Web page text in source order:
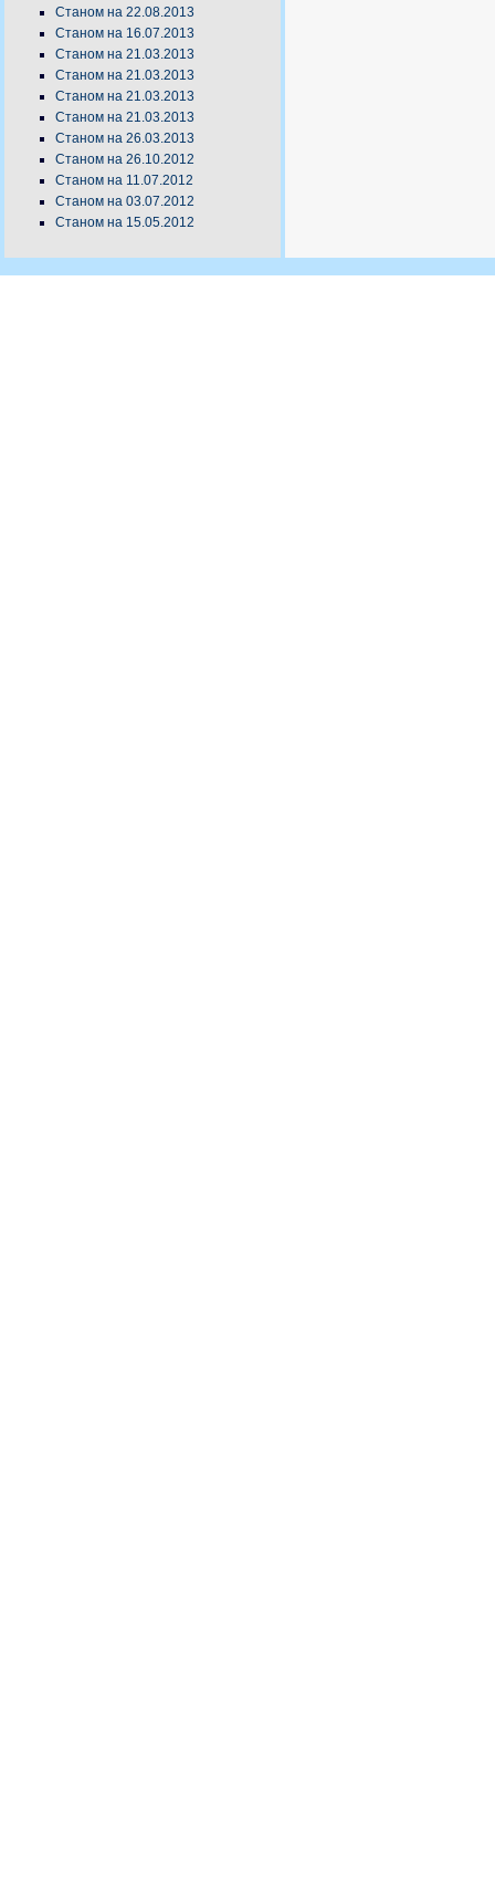
Станом на 22.08.2013
Станом на 16.07.2013
Станом на 21.03.2013
Станом на 21.03.2013
Станом на 21.03.2013
Станом на 21.03.2013
Станом на 26.03.2013
Станом на 26.10.2012
Станом на 11.07.2012
Станом на 03.07.2012
Станом на 15.05.2012